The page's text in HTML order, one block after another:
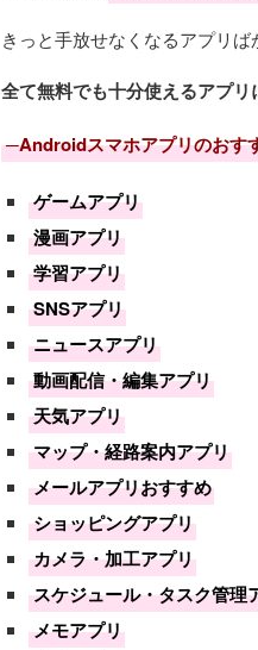
きっと手放せなくなるアプリば
全て無料でも十分使えるアプ
─Androidスマホアプリのおす
ゲームアプリ
漫画アプリ
学習アプリ
SNSアプリ
ニュースアプリ
動画配信・編集アプリ
天気アプリ
マップ・経路案内アプリ
メールアプリおすすめ
ショッピングアプリ
カメラ・加工アプリ
スケジュール・タスク管理
メモアプリ